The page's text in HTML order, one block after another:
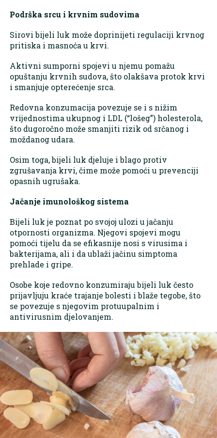
Podrška srcu i krvnim sudovima
Sirovi bijeli luk može doprinijeti regulaciji krvnog
pritiska i masnoća u krvi.
Aktivni sumporni spojevi u njemu pomažu
opuštanju krvnih sudova, što olakšava protok krvi
i smanjuje opterećenje srca.
Redovna konzumacija povezuje se i s nižim
vrijednostima ukupnog i LDL (“lošeg”) holesterola,
što dugoročno može smanjiti rizik od srčanog i
moždanog udara.
Osim toga, bijeli luk djeluje i blago protiv
zgrušavanja krvi, čime može pomoći u prevenciji
opasnih ugrušaka.
Jačanje imunološkog sistema
Bijeli luk je poznat po svojoj ulozi u jačanju
otpornosti organizma. Njegovi spojevi mogu
pomoći tijelu da se efikasnije nosi s virusima i
bakterijama, ali i da ublaži jačinu simptoma
prehlade i gripe.
Osobe koje redovno konzumiraju bijeli luk često
prijavljuju kraće trajanje bolesti i blaže tegobe, što
se povezuje s njegovim protuupalnim i
antivirusnim djelovanjem.